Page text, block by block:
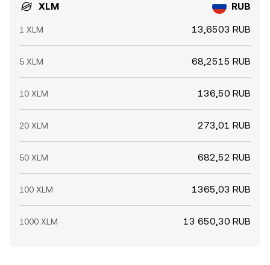
XLM RUB
1 XLM 13,6503 RUB
5 XLM 68,2515 RUB
10 XLM 136,50 RUB
20 XLM 273,01 RUB
50 XLM 682,52 RUB
100 XLM 1365,03 RUB
1000 XLM 13 650,30 RUB